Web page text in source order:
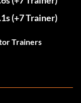
(+7 Trainer)
Trainers